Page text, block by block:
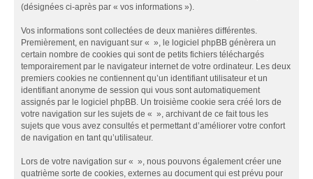
(désignées ci-après par « vos informations »).
Vos informations sont collectées de deux manières différentes.
Premièrement, en naviguant sur « », le logiciel phpBB génèrera un
certain nombre de cookies qui sont de petits fichiers téléchargés
temporairement par le navigateur internet de votre ordinateur. Les deux
premiers cookies ne contiennent qu’un identifiant utilisateur et un
identifiant anonyme de session qui vous sont automatiquement
assignés par le logiciel phpBB. Un troisième cookie sera créé lors de
votre navigation sur les sujets de « », archivant de ce fait tous les
sujets que vous avez consultés et permettant d’améliorer votre confort
de navigation en tant qu’utilisateur.
Lors de votre navigation sur « », nous pouvons également créer une
quatrième sorte de cookies, externes au document qui est prévu pour